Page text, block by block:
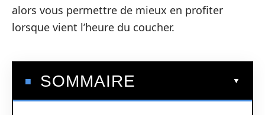
alors vous permettre de mieux en profiter
lorsque vient l’heure du coucher.
SOMMAIRE